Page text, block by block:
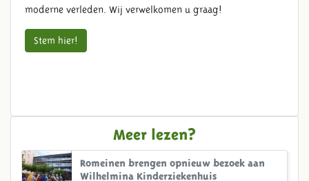
moderne verleden. Wij verwelkomen u graag!
Stem hier!
Meer lezen?
Romeinen brengen opnieuw bezoek aan
Wilhelmina Kinderziekenhuis